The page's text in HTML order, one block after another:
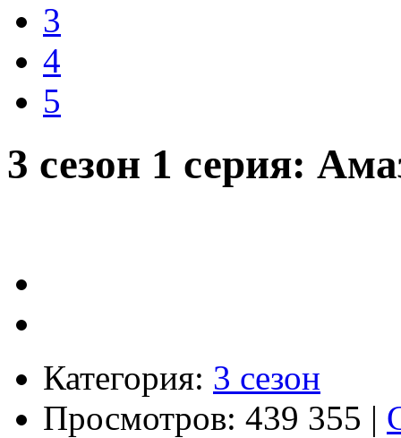
3
4
5
3 сезон 1 серия:
Категория: 3 сезон
Просмотров: 439 355 |